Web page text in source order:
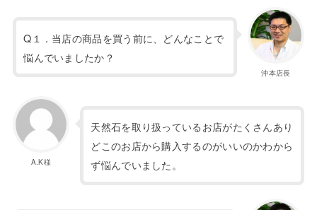
沖本店長
Q１．当店の商品を買う前に、どんなことで
悩んでいましたか？
A.K様
天然石を取り扱っているお店がたくさんあり
どこのお店から購入するのがいいのかわから
ず悩んでいました。